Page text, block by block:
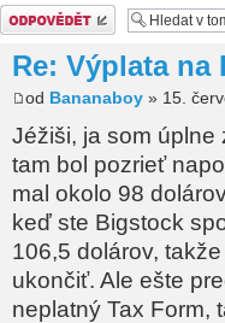
Odeslat odpověď
Re: Výplata na
od Bananaboy » 15.
Jéžiši, ja som
tam bol pozrieť
mal okolo 98
keď ste Bigstock
106,5 dolárov,
ukončiť. Ale ešte
neplatný Tax Form,